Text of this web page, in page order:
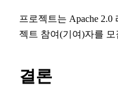
프로젝트는 Apache
젝트 참여(기여)자를
결론